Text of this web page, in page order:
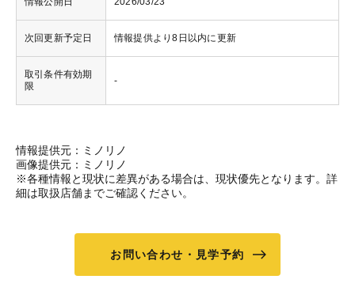
次回更新予定日 情報提供より8日以内に更新
取引条件有効期
限
-
情報提供元：ミノリノ
画像提供元：ミノリノ
※各種情報と現状に差異がある場合は、現状優先となります。詳
細は取扱店舗までご確認ください。
お問い合わせ・見学予約